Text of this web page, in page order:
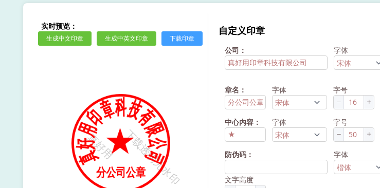
实时预览：
生成中文印章 生成中英文印章 下载印章
真好用下载透明无水印
自定义印章
公司： 字体
章名： 字体 字号
中心内容： 字体 字号
防伪码： 字体
文字高度